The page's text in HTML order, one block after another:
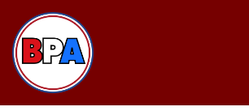
naar
de
inhoud